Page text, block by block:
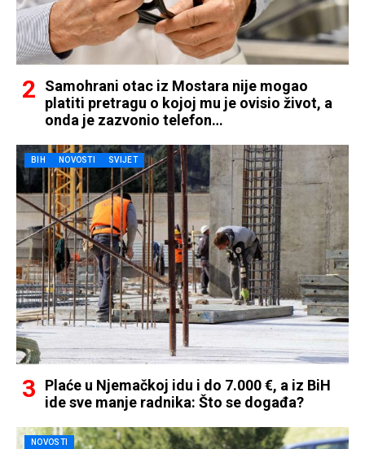
Samohrani otac iz Mostara nije mogao
platiti pretragu o kojoj mu je ovisio život, a
onda je zazvonio telefon…
BIH NOVOSTI SVIJET
Plaće u Njemačkoj idu i do 7.000 €, a iz BiH
ide sve manje radnika: Što se događa?
NOVOSTI